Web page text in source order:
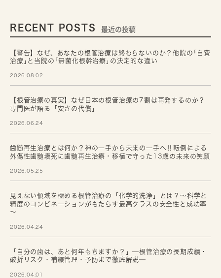
RECENT POSTS 最近の投稿
【警告】なぜ、あなたの根管治療は終わらないのか？他院の｢自費
治療｣と当院の｢無菌化根幹治療｣の決定的な違い
2026.08.02
【根管治療の真実】なぜ日本の根管治療の7割は再発するのか？
専門医が語る「安さの代償」
2026.06.24
歯髄再生治療とは何か？神の一手から未来の一手へ‼転倒による
外傷性歯髄壊死に歯髄再生治療・移植で守った13歳の未来の笑顔
2026.05.25
見えない領域を極める根管治療の「化学的洗浄」とは？～科学と
精度のコンビネーションがもたらす最高クラスの安全性と成功率
～
2026.04.24
「自分の歯は、あと何年もちますか？」─根管治療の長期成績・
破折リスク・補綴管理・予防まで徹底解説─
2026.04.01